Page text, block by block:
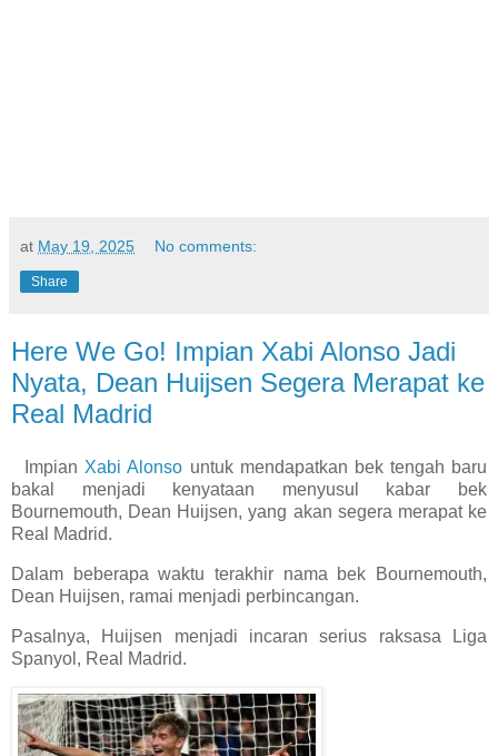
at May 19, 2025 No comments:
Share
Here We Go! Impian Xabi Alonso Jadi
Nyata, Dean Huijsen Segera Merapat ke
Real Madrid
Impian Xabi Alonso untuk mendapatkan bek tengah baru
bakal menjadi kenyataan menyusul kabar bek
Bournemouth, Dean Huijsen, yang akan segera merapat ke
Real Madrid.
Dalam beberapa waktu terakhir nama bek Bournemouth,
Dean Huijsen, ramai menjadi perbincangan.
Pasalnya, Huijsen menjadi incaran serius raksasa Liga
Spanyol, Real Madrid.